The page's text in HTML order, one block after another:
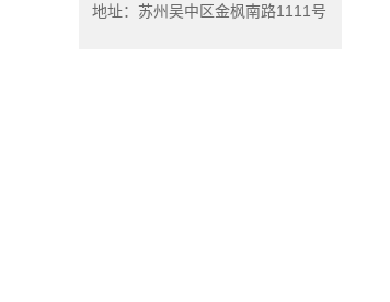
地址：苏州吴中区金枫南路1111号